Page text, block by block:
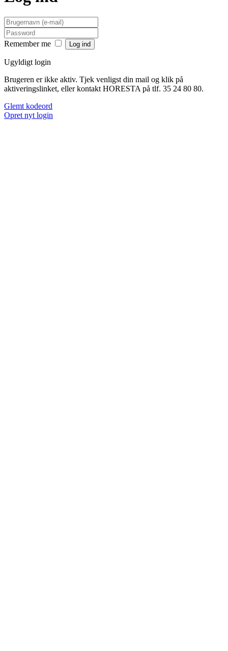
Remember me
Ugyldigt login
Brugeren er ikke aktiv. Tjek venligst din mail og klik på
aktiveringslinket, eller kontakt HORESTA på tlf. 35 24 80 80.
Glemt kodeord
Opret nyt login